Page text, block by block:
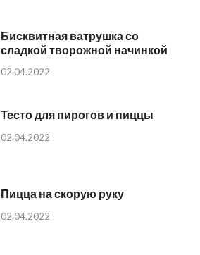
Бисквитная ватрушка со
сладкой творожной начинкой
02.04.2022
Тесто для пирогов и пиццы
02.04.2022
Пицца на скорую руку
02.04.2022